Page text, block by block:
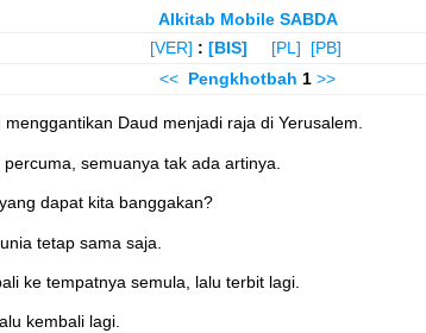
Alkitab Mobile SABDA
[VER] : [BIS] [PL]
[PB]
<< Pengkhotbah 1 >>
Daud menjadi raja di Yerusalem.
semuanya tak ada artinya.
dapat kita banggakan?
tetap sama saja.
ke tempatnya semula, lalu terbit lagi.
kembali lagi.